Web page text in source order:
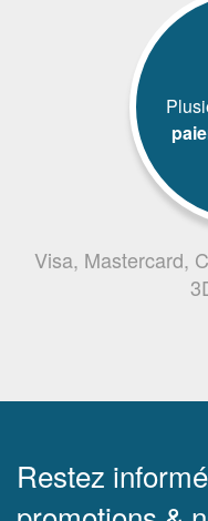
Visa, Mastercard,
Restez